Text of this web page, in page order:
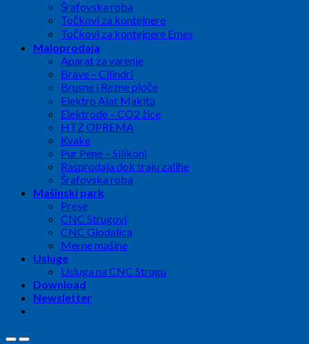
Šrafovska roba
Točkovi za kontejnere
Točkovi za kontejnere Emes
Maloprodaja
Aparat za varenje
Brave – Cilindri
Brusne i Rezne ploče
Elektro Alat Makita
Elektrode – CO2 žice
HTZ OPREMA
Kvake
Pur Pene – Silikoni
Rasprodaja dok traju zalihe
Šrafovska roba
Mašinski park
Prese
CNC Strugovi
CNC Glodalica
Merne mašine
Usluge
Usluga na CNC Strugu
Download
Newsletter